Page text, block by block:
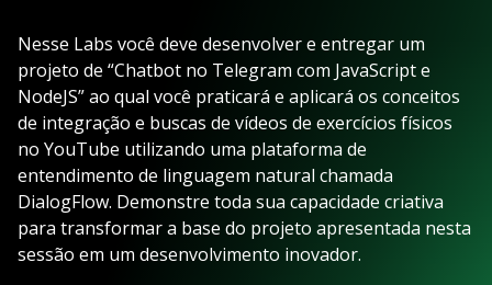
Nesse Labs você deve desenvolver e entregar um
projeto de “Chatbot no Telegram com JavaScript e
NodeJS” ao qual você praticará e aplicará os conceitos
de integração e buscas de vídeos de exercícios físicos
no YouTube utilizando uma plataforma de
entendimento de linguagem natural chamada
DialogFlow. Demonstre toda sua capacidade criativa
para transformar a base do projeto apresentada nesta
sessão em um desenvolvimento inovador.